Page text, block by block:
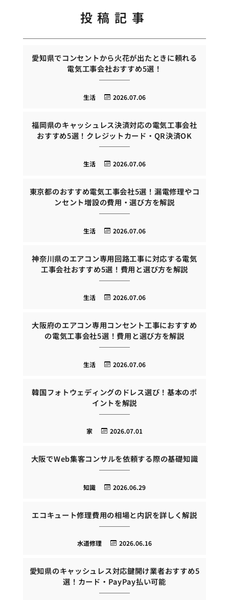
投稿記事
愛知県でコンセントから火花が出たときに頼れる
電気工事会社おすすめ5選！
2026.07.06
生活
福岡県のキャッシュレス決済対応の電気工事会社
おすすめ5選！クレジットカード・QR決済OK
2026.07.06
生活
東京都のおすすめ電気工事会社5選！漏電修理やコ
ンセント増設の費用・選び方を解説
2026.07.06
生活
神奈川県のエアコン専用回路工事に対応する電気
工事会社おすすめ5選！費用と選び方を解説
2026.07.06
生活
大阪府のエアコン専用コンセント工事におすすめ
の電気工事会社5選！費用と選び方を解説
2026.07.06
生活
韓国フォトウェディングのドレス選び！基本のポ
イントを解説
2026.07.01
家
大阪でWeb集客コンサルを依頼する際の基礎知識
2026.06.29
知識
エコキュート修理費用の相場と内訳を詳しく解説
2026.06.16
水道修理
愛知県のキャッシュレス対応鍵開け業者おすすめ5
選！カード・PayPay払い可能